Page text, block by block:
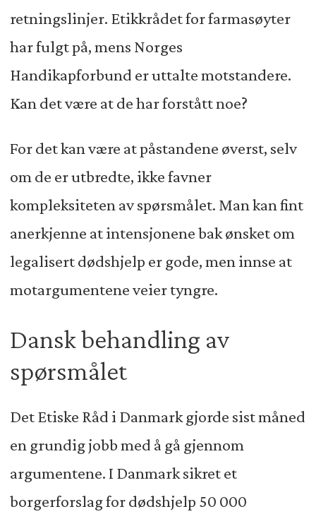
retningslinjer. Etikkrådet for farmasøyter
har fulgt på, mens Norges
Handikapforbund er uttalte motstandere.
Kan det være at de har forstått noe?
For det kan være at påstandene øverst, selv
om de er utbredte, ikke favner
kompleksiteten av spørsmålet. Man kan fint
anerkjenne at intensjonene bak ønsket om
legalisert dødshjelp er gode, men innse at
motargumentene veier tyngre.
Dansk behandling av
spørsmålet
Det Etiske Råd i Danmark gjorde sist måned
en grundig jobb med å gå gjennom
argumentene. I Danmark sikret et
borgerforslag for dødshjelp 50 000